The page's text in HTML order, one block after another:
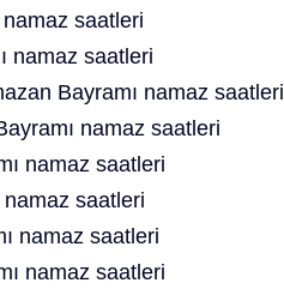
saatleri
namaz saatleri
Bayramı namaz saatleri
namaz saatleri
namaz saatleri
saatleri
namaz saatleri
namaz saatleri